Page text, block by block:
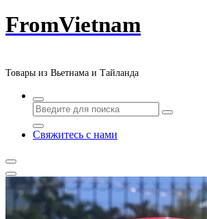
FromVietnam
Товары из Вьетнама и Тайланда
Свяжитесь с нами